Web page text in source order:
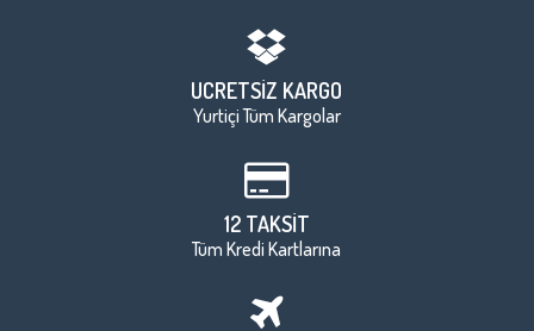
ÜCRETSİZ KARGO
Yurtiçi Tüm Kargolar
12 TAKSİT
Tüm Kredi Kartlarına